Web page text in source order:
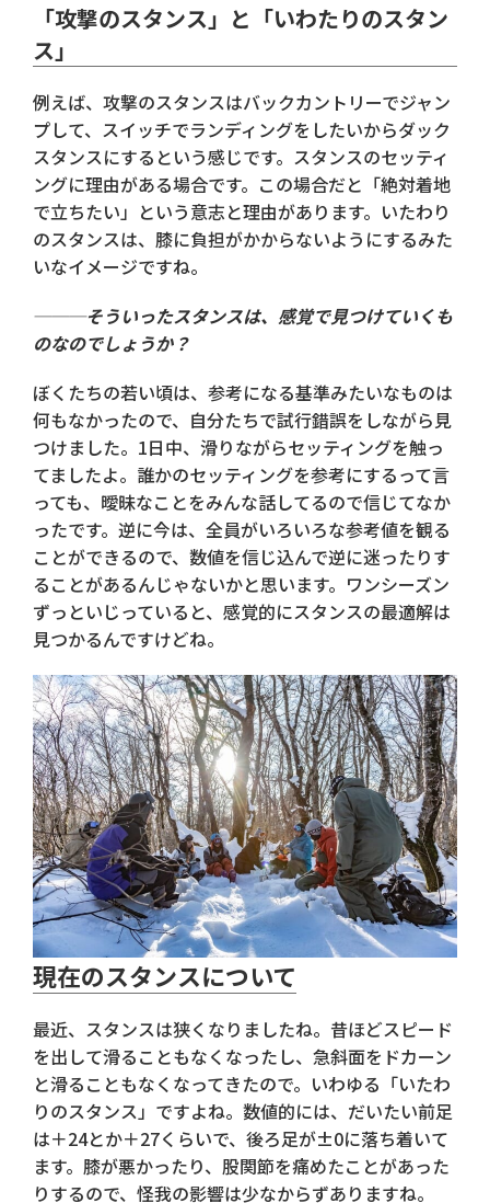
「攻撃のスタンス」と「いわたりのスタン
ス」
例えば、攻撃のスタンスはバックカントリーでジャン
プして、スイッチでランディングをしたいからダック
スタンスにするという感じです。スタンスのセッティ
ングに理由がある場合です。この場合だと「絶対着地
で立ちたい」という意志と理由があります。いたわり
のスタンスは、膝に負担がかからないようにするみた
いなイメージですね。
───そういったスタンスは、感覚で見つけていくも
のなのでしょうか？
ぼくたちの若い頃は、参考になる基準みたいなものは
何もなかったので、自分たちで試行錯誤をしながら見
つけました。1日中、滑りながらセッティングを触っ
てましたよ。誰かのセッティングを参考にするって言
っても、曖昧なことをみんな話してるので信じてなか
ったです。逆に今は、全員がいろいろな参考値を観る
ことができるので、数値を信じ込んで逆に迷ったりす
ることがあるんじゃないかと思います。ワンシーズン
ずっといじっていると、感覚的にスタンスの最適解は
見つかるんですけどね。
現在のスタンスについて
最近、スタンスは狭くなりましたね。昔ほどスピード
を出して滑ることもなくなったし、急斜面をドカーン
と滑ることもなくなってきたので。いわゆる「いたわ
りのスタンス」ですよね。数値的には、だいたい前足
は＋24とか＋27くらいで、後ろ足が±0に落ち着いて
ます。膝が悪かったり、股関節を痛めたことがあった
りするので、怪我の影響は少なからずありますね。